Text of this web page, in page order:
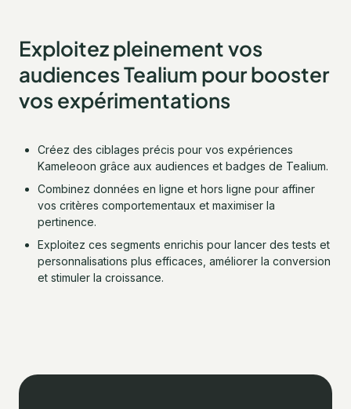
Exploitez pleinement vos
audiences Tealium pour booster
vos expérimentations
Créez des ciblages précis pour vos expériences
Kameleoon grâce aux audiences et badges de Tealium.
Combinez données en ligne et hors ligne pour affiner
vos critères comportementaux et maximiser la
pertinence.
Exploitez ces segments enrichis pour lancer des tests et
personnalisations plus efficaces, améliorer la conversion
et stimuler la croissance.